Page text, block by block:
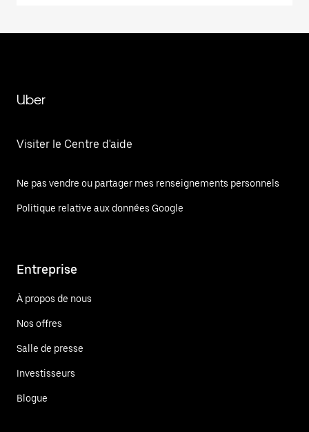
Uber
Visiter le Centre d'aide
Ne pas vendre ou partager mes renseignements personnels
Politique relative aux données Google
Entreprise
À propos de nous
Nos offres
Salle de presse
Investisseurs
Blogue